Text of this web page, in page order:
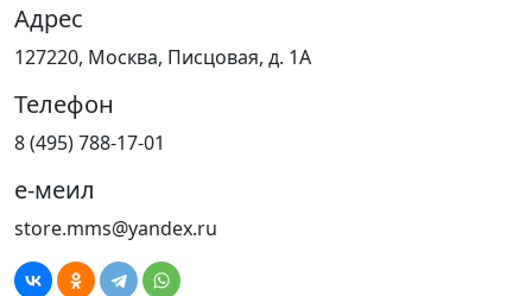
Адрес
127220, Москва, Писцовая, д. 1А
Телефон
8 (495) 788-17-01
е-меил
store.mms@yandex.ru